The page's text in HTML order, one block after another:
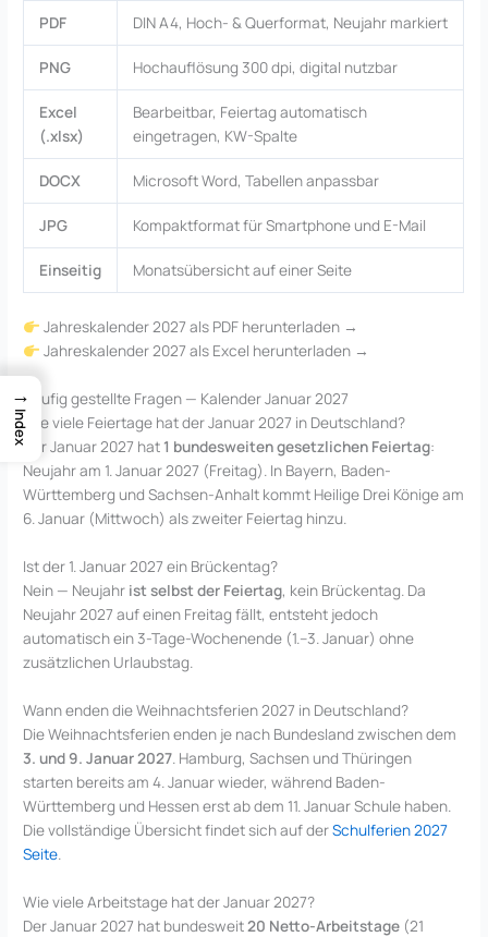
PDF DIN A4, Hoch- & Querformat, Neujahr markiert
PNG Hochauflösung 300 dpi, digital nutzbar
Excel
(.xlsx)
Bearbeitbar, Feiertag automatisch
eingetragen, KW-Spalte
DOCX Microsoft Word, Tabellen anpassbar
JPG Kompaktformat für Smartphone und E-Mail
Einseitig Monatsübersicht auf einer Seite
Jahreskalender 2027 als PDF herunterladen →
Jahreskalender 2027 als Excel herunterladen →
Häufig gestellte Fragen — Kalender Januar 2027
Wie viele Feiertage hat der Januar 2027 in Deutschland?
Der Januar 2027 hat 1 bundesweiten gesetzlichen Feiertag:
Neujahr am 1. Januar 2027 (Freitag). In Bayern, Baden-
Württemberg und Sachsen-Anhalt kommt Heilige Drei Könige am
6. Januar (Mittwoch) als zweiter Feiertag hinzu.
Ist der 1. Januar 2027 ein Brückentag?
Nein — Neujahr ist selbst der Feiertag, kein Brückentag. Da
Neujahr 2027 auf einen Freitag fällt, entsteht jedoch
automatisch ein 3-Tage-Wochenende (1.–3. Januar) ohne
zusätzlichen Urlaubstag.
Wann enden die Weihnachtsferien 2027 in Deutschland?
Die Weihnachtsferien enden je nach Bundesland zwischen dem
3. und 9. Januar 2027. Hamburg, Sachsen und Thüringen
starten bereits am 4. Januar wieder, während Baden-
Württemberg und Hessen erst ab dem 11. Januar Schule haben.
Die vollständige Übersicht findet sich auf derSchulferien 2027
Seite.
Wie viele Arbeitstage hat der Januar 2027?
Der Januar 2027 hat bundesweit20 Netto-Arbeitstage (21
→
Index